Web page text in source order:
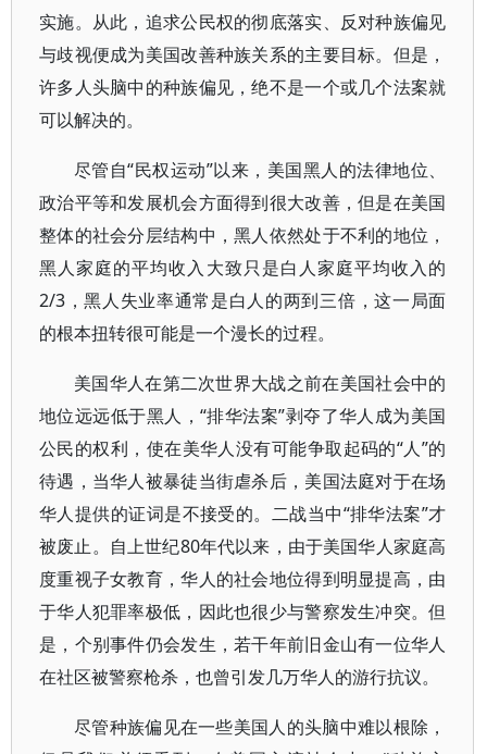
实施。从此，追求公民权的彻底落实、反对种族偏见
与歧视便成为美国改善种族关系的主要目标。但是，
许多人头脑中的种族偏见，绝不是一个或几个法案就
可以解决的。
尽管自“民权运动”以来，美国黑人的法律地位、
政治平等和发展机会方面得到很大改善，但是在美国
整体的社会分层结构中，黑人依然处于不利的地位，
黑人家庭的平均收入大致只是白人家庭平均收入的
2/3，黑人失业率通常是白人的两到三倍，这一局面
的根本扭转很可能是一个漫长的过程。
美国华人在第二次世界大战之前在美国社会中的
地位远远低于黑人，“排华法案”剥夺了华人成为美国
公民的权利，使在美华人没有可能争取起码的“人”的
待遇，当华人被暴徒当街虐杀后，美国法庭对于在场
华人提供的证词是不接受的。二战当中“排华法案”才
被废止。自上世纪80年代以来，由于美国华人家庭高
度重视子女教育，华人的社会地位得到明显提高，由
于华人犯罪率极低，因此也很少与警察发生冲突。但
是，个别事件仍会发生，若干年前旧金山有一位华人
在社区被警察枪杀，也曾引发几万华人的游行抗议。
尽管种族偏见在一些美国人的头脑中难以根除，